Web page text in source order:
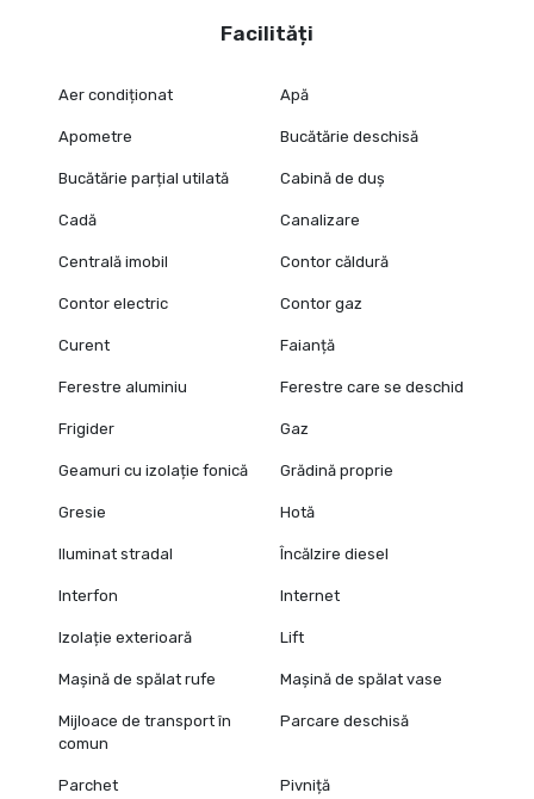
Facilități
Aer condiționat Apă
Apometre Bucătărie deschisă
Bucătărie parțial utilată Cabină de duș
Cadă Canalizare
Centrală imobil Contor căldură
Contor electric Contor gaz
Curent Faianță
Ferestre aluminiu Ferestre care se deschid
Frigider Gaz
Geamuri cu izolație fonică Grădină proprie
Gresie Hotă
Iluminat stradal Încălzire diesel
Interfon Internet
Izolație exterioară Lift
Mașină de spălat rufe Mașină de spălat vase
Mijloace de transport în
comun
Parcare deschisă
Parchet Pivniță